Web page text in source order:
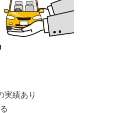
実績あり